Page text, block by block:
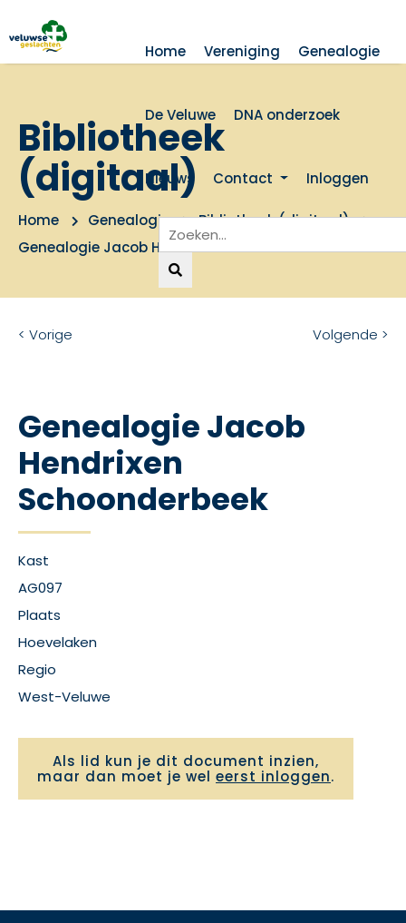
Home Vereniging Genealogie
De Veluwe DNA onderzoek
Nieuws Contact Inloggen
Bibliotheek
(digitaal)
Home Genealogie
Bibliotheek (digitaal)
Genealogie Jacob Hendrixen Schoonderbeek
< Vorige Volgende >
Genealogie Jacob
Hendrixen
Schoonderbeek
Kast
AG097
Plaats
Hoevelaken
Regio
West-Veluwe
Als lid kun je dit document inzien,
maar dan moet je wel eerst inloggen.